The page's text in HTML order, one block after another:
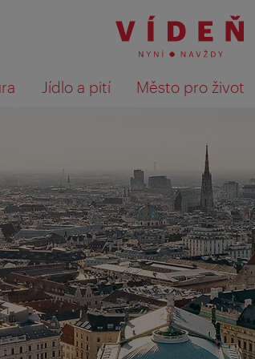
Jídlo a pití Město pro život